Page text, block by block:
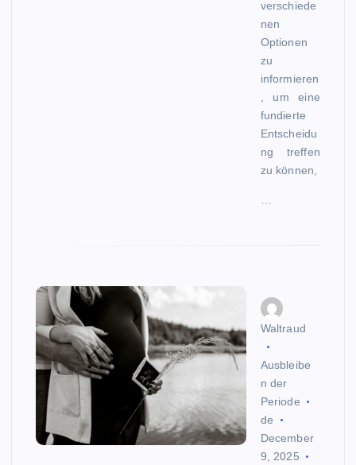
verschiede
nen
Optionen
zu
informieren
, um eine
fundierte
Entscheidu
ng treffen
zu können,
…
Waltraud
Ausbleibe
n der
Periode
de
December
9, 2025